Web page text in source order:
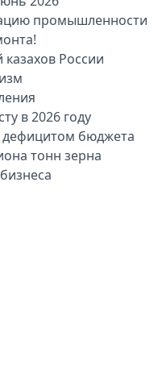
промышленности
России
в 2026 году
дефицитом бюджета
тонн зерна